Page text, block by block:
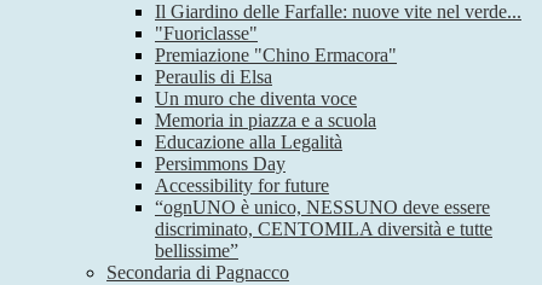
Il Giardino delle Farfalle: nuove vite nel verde...
"Fuoriclasse"
Premiazione "Chino Ermacora"
Peraulis di Elsa
Un muro che diventa voce
Memoria in piazza e a scuola
Educazione alla Legalità
Persimmons Day
Accessibility for future
“ognUNO è unico, NESSUNO deve essere
discriminato, CENTOMILA diversità e tutte
bellissime”
Secondaria di Pagnacco